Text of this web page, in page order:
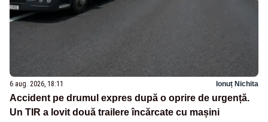
6 aug. 2026, 18:11 Ionuț Nichita
Accident pe drumul expres după o oprire de urgență.
Un TIR a lovit două trailere încărcate cu mașini